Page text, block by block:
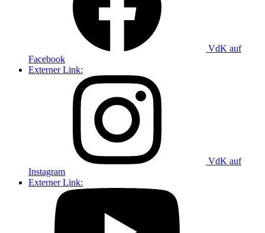
VdK auf
Facebook
Externer Link:
VdK auf
Instagram
Externer Link: